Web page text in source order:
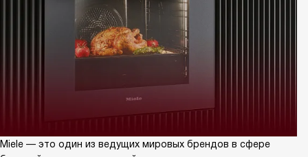
Miele — это один из ведущих мировых брендов в сфере